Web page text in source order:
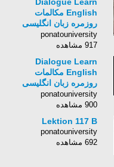
English مکالمات
روزمره زبان انگلیسی
دیالوگ S1E79
ponatouniversity
917 مشاهده
Dialogue Learn
English مکالمات
روزمره زبان انگلیسی
دیالوگ S1E80
ponatouniversity
900 مشاهده
Lektion 117 B
ponatouniversity
692 مشاهده